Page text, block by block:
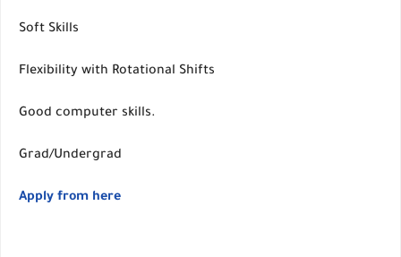
Soft Skills
Flexibility with Rotational Shifts
Good computer skills.
Grad/Undergrad
Apply from here